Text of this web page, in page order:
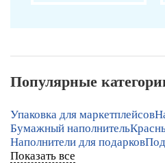
Популярные
Упаковка для маркетплейсов
Бумажный наполнитель
Наполнители для подарков
Показать все